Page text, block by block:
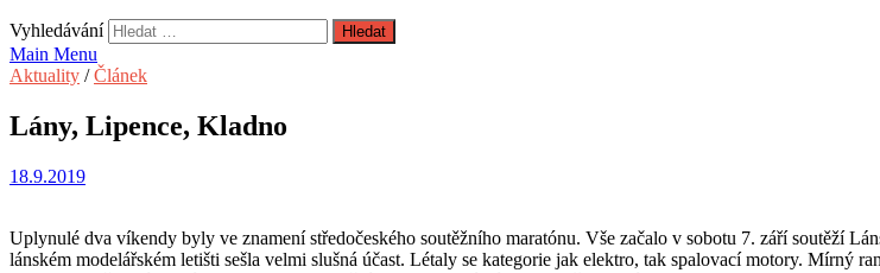
Vyhledávání
Main Menu
Aktuality /Článek
Lány, Lipence, Kladno
18.9.2019
Uplynulé dva víkendy byly ve znamení středočeského soutěžního maratónu. Vše začalo v sobotu 7. září soutěží
lánském modelářském letišti sešla velmi slušná účast. Létaly se kategorie jak elektro, tak spalovací motory. Mírný